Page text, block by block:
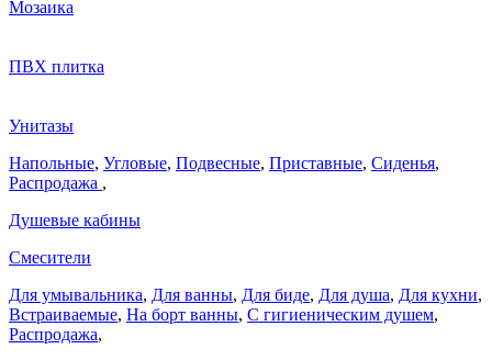
Мозаика
ПВХ плитка
Унитазы
Напольные, Угловые, Подвесные, Приставные, Сиденья,
Распродажа ,
Душевые кабины
Смесители
Для умывальника, Для ванны, Для биде, Для душа, Для кухни,
Встраиваемые, На борт ванны, C гигиеническим душем,
Распродажа,